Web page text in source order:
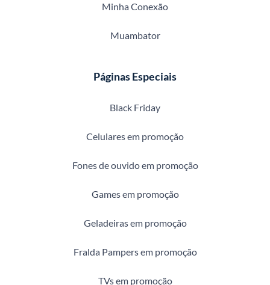
Minha Conexão
Muambator
Páginas Especiais
Black Friday
Celulares em promoção
Fones de ouvido em promoção
Games em promoção
Geladeiras em promoção
Fralda Pampers em promoção
TVs em promoção